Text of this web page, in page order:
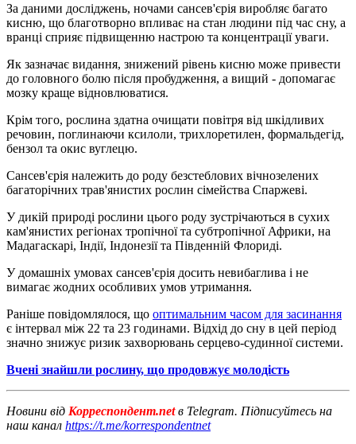
За даними досліджень, ночами сансев'єрія виробляє багато
кисню, що благотворно впливає на стан людини під час сну, а
вранці сприяє підвищенню настрою та концентрації уваги.
Як зазначає видання, знижений рівень кисню може привести
до головного болю після пробудження, а вищий - допомагає
мозку краще відновлюватися.
Крім того, рослина здатна очищати повітря від шкідливих
речовин, поглинаючи ксилоли, трихлоретилен, формальдегід,
бензол та окис вуглецю.
Сансев'єрія належить до роду безстеблових вічнозелених
багаторічних трав'янистих рослин сімейства Спаржеві.
У дикій природі рослини цього роду зустрічаються в сухих
кам'янистих регіонах тропічної та субтропічної Африки, на
Мадагаскарі, Індії, Індонезії та Південній Флориді.
У домашніх умовах сансев'єрія досить невибаглива і не
вимагає жодних особливих умов утримання.
Раніше повідомлялося, що оптимальним часом для засинання
є інтервал між 22 та 23 годинами. Відхід до сну в цей період
значно знижує ризик захворювань серцево-судинної системи.
Вчені знайшли рослину, що продовжує молодість
Новини від Корреспондент.netв Telegram. Підписуйтесь на
наш канал https://t.me/korrespondentnet